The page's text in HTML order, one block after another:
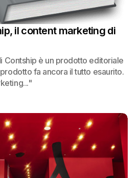
il content marketing di
Contship è un prodotto editoriale
fa ancora il tutto esaurito.